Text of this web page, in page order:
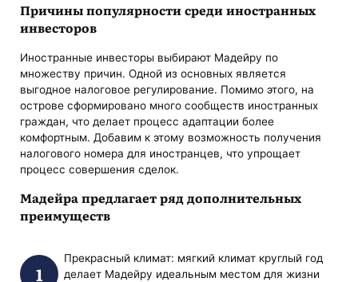
Причины популярности среди иностранных
инвесторов
Иностранные инвесторы выбирают Мадейру по
множеству причин. Одной из основных является
выгодное налоговое регулирование. Помимо этого, на
острове сформировано много сообществ иностранных
граждан, что делает процесс адаптации более
комфортным. Добавим к этому возможность получения
налогового номера для иностранцев, что упрощает
процесс совершения сделок.
Мадейра предлагает ряд дополнительных
преимуществ
Прекрасный климат: мягкий климат круглый год
делает Мадейру идеальным местом для жизни